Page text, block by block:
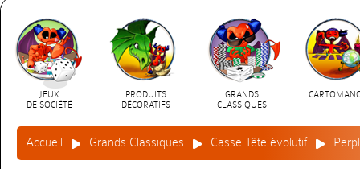
JEUX
DE SOCIÉTÉ
PRODUITS
DÉCORATIFS
GRANDS
CLASSIQUES
Accueil Grands Classiques Casse Tête évolutif